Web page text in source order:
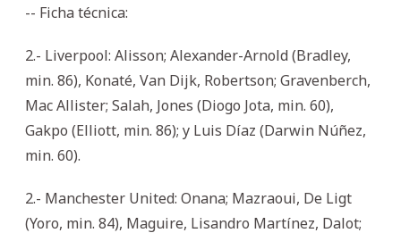
-- Ficha técnica:
2.- Liverpool: Alisson; Alexander-Arnold (Bradley,
min. 86), Konaté, Van Dijk, Robertson; Gravenberch,
Mac Allister; Salah, Jones (Diogo Jota, min. 60),
Gakpo (Elliott, min. 86); y Luis Díaz (Darwin Núñez,
min. 60).
2.- Manchester United: Onana; Mazraoui, De Ligt
(Yoro, min. 84), Maguire, Lisandro Martínez, Dalot;